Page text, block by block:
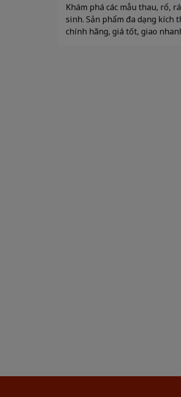
Khám phá các mẫu thau, rổ,
sinh. Sản phẩm đa dạng kích
chính hãng, giá tốt, giao